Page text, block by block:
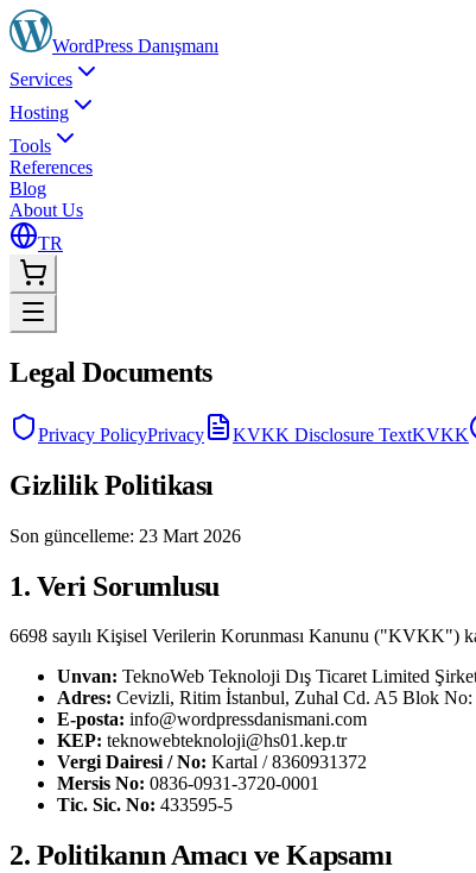
WordPress Danışmanı
Services
Hosting
Tools
References
Blog
About Us
TR
Legal Documents
Privacy PolicyPrivacy KVKK Disclosure TextKVKK
Gizlilik Politikası
Son güncelleme: 23 Mart 2026
1. Veri Sorumlusu
6698 sayılı Kişisel Verilerin Korunması Kanunu ("KVKK")
Unvan: TeknoWeb Teknoloji Dış Ticaret Limited
Adres: Cevizli, Ritim İstanbul, Zuhal Cd. A5 Blok No:
E-posta: info@wordpressdanismani.com
KEP: teknowebteknoloji@hs01.kep.tr
Vergi Dairesi / No: Kartal / 8360931372
Mersis No: 0836-0931-3720-0001
Tic. Sic. No: 433595-5
2. Politikanın Amacı ve Kapsamı